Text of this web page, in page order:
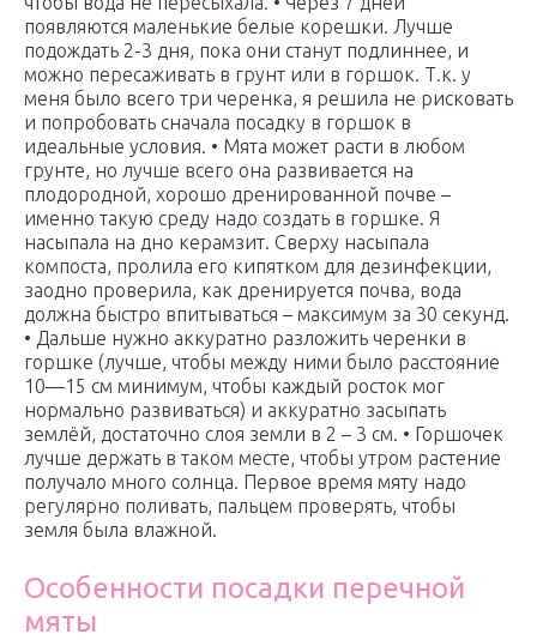
появляются маленькие белые корешки. Лучше
подождать 2-3 дня, пока они станут подлиннее, и
можно пересаживать в грунт или в горшок. Т.к. у
меня было всего три черенка, я решила не рисковать
и попробовать сначала посадку в горшок в
идеальные условия. • Мята может расти в любом
грунте, но лучше всего она развивается на
плодородной, хорошо дренированной почве –
именно такую среду надо создать в горшке. Я
насыпала на дно керамзит. Сверху насыпала
компоста, пролила его кипятком для дезинфекции,
заодно проверила, как дренируется почва, вода
должна быстро впитываться – максимум за 30 секунд.
• Дальше нужно аккуратно разложить черенки в
горшке (лучше, чтобы между ними было расстояние
10—15 см минимум, чтобы каждый росток мог
нормально развиваться) и аккуратно засыпать
землёй, достаточно слоя земли в 2 – 3 см. • Горшочек
лучше держать в таком месте, чтобы утром растение
получало много солнца. Первое время мяту надо
регулярно поливать, пальцем проверять, чтобы
земля была влажной.
Особенности посадки перечной
мяты